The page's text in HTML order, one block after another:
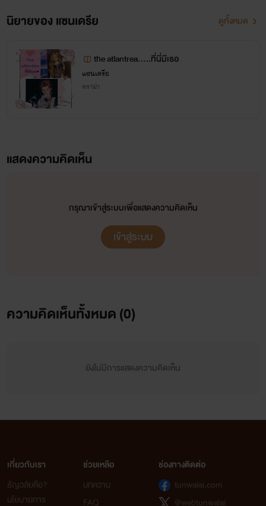
นิยายของ แซนเดรีย ดูทั้งหมด
the atlantrea.....ที่นี่มีเธอ
แซนเดรีย
ดราม่า
แสดงความคิดเห็น
กรุณาเข้าสู่ระบบเพื่อแสดงความคิดเห็น
เข้าสู่ระบบ
ความคิดเห็นทั้งหมด (0)
ยังไม่มีการแสดงความคิดเห็น
เกี่ยวกับเรา
ธัญวลัยคือ?
นโยบายการ
ช่วยเหลือ
บทความ
FAQ
ช่องทางติดต่อ
tunwalai.com
@webtunwalai